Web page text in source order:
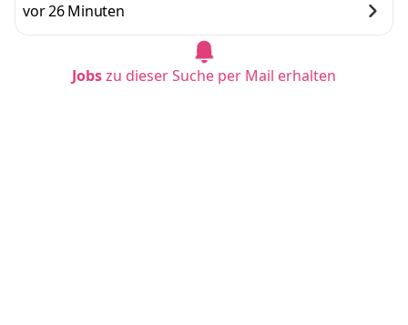
vor 26 Minuten
Jobszu dieser Suche per Mail erhalten